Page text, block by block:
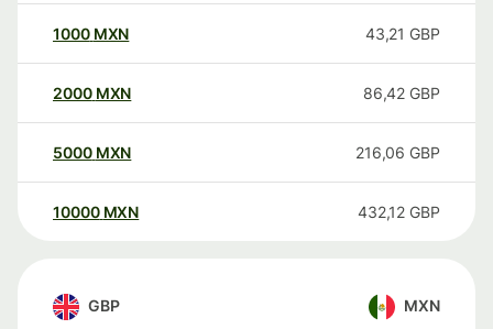
1000 MXN 43,21 GBP
2000 MXN 86,42 GBP
5000 MXN 216,06 GBP
10000 MXN 432,12 GBP
GBP MXN